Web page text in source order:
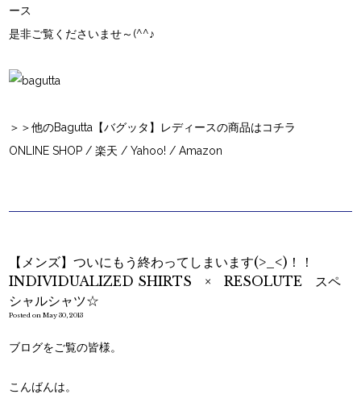
ース
是非ご覧くださいませ～(^^♪
＞＞他のBagutta【バグッタ】レディースの商品はコチラ
ONLINE SHOP /楽天 /Yahoo! /Amazon
【メンズ】ついにもう終わってしまいます(>_<)！！
INDIVIDUALIZED SHIRTS × RESOLUTE スペ
シャルシャツ☆
Posted on May 30, 2013
ブログをご覧の皆様。
こんばんは。